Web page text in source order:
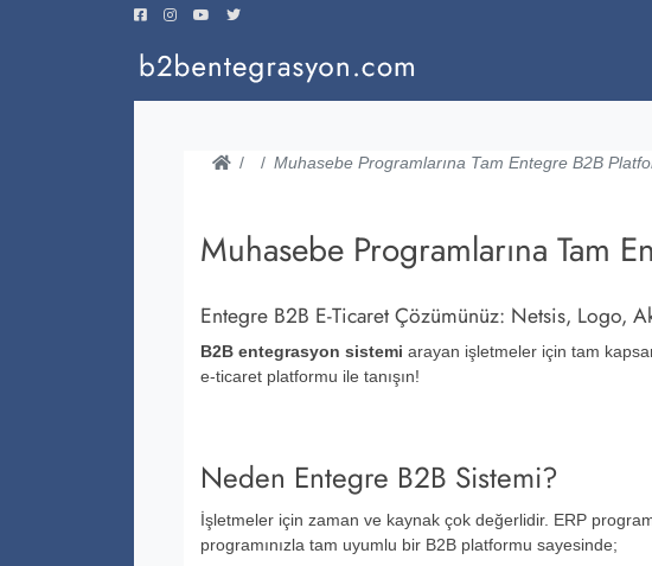
Muhasebe Programlarına Tam Entegre B2B
Muhasebe Programlarına Tam
Entegre B2B E-Ticaret Çözümünüz: Netsis, Logo,
B2B entegrasyon sistemi arayan işletmeler için tam
e-ticaret platformu ile tanışın!
Neden Entegre B2B Sistemi?
İşletmeler için zaman ve kaynak çok değerlidir. ERP
programınızla tam uyumlu bir B2B platformu sayesinde;